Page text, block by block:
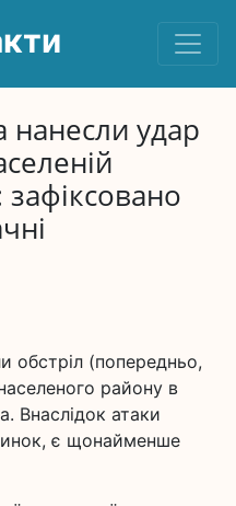
нанесли удар
зафіксовано
обстріл (попередньо,
району в
Внаслідок атаки
є щонайменше